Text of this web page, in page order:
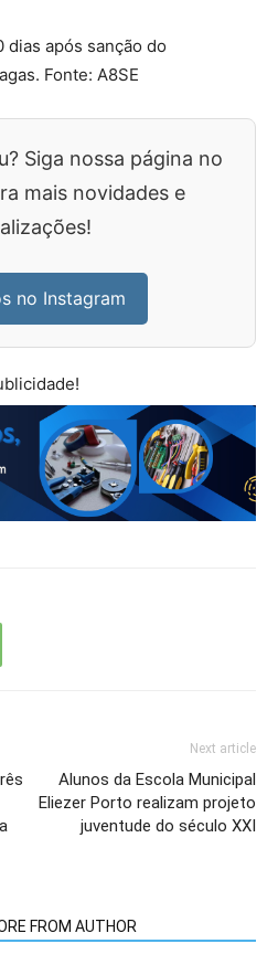
dias após sanção do
Fonte: A8SE
Siga nossa página no
mais novidades e
no Instagram
Next article
Alunos da Escola Municipal
Eliezer Porto realizam projeto
juventude do século XXI
FROM AUTHOR